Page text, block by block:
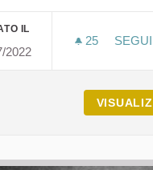
DI BUOSI
IL
2022
25 25
SEGUI